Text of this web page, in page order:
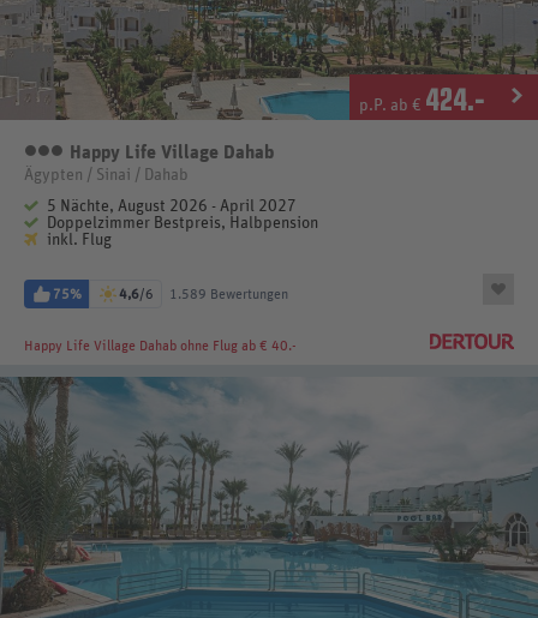
p.P. ab € 424.-
3 Sterne
Happy Life Village Dahab
Ägypten / Sinai / Dahab
5 Nächte, August 2026 - April 2027
Doppelzimmer Bestpreis, Halbpension
inkl. Flug
75% 4,6/6 1.589 Bewertungen
Happy Life Village Dahab ohne Flug ab € 40.-